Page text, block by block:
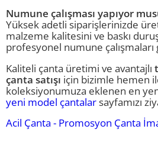
Numune çalışması yapıyor
Yüksek adetli siparişlerinizde
malzeme kalitesini ve baskı
profesyonel numune
Kaliteli çanta üretimi ve avantajlı
çanta satışı için bizimle hemen
koleksiyonumuza eklenen en
yeni model çantalarsayfamızı
Acil Çanta - Promosyon Çanta